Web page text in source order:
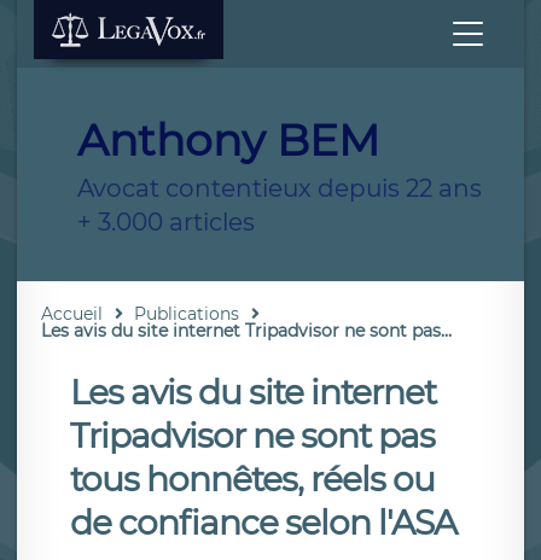
Anthony BEM
Avocat contentieux depuis 22 ans
+ 3.000 articles
Accueil Publications
Les avis du site internet Tripadvisor ne sont pas...
Les avis du site internet
Tripadvisor ne sont pas
tous honnêtes, réels ou
de confiance selon l'ASA